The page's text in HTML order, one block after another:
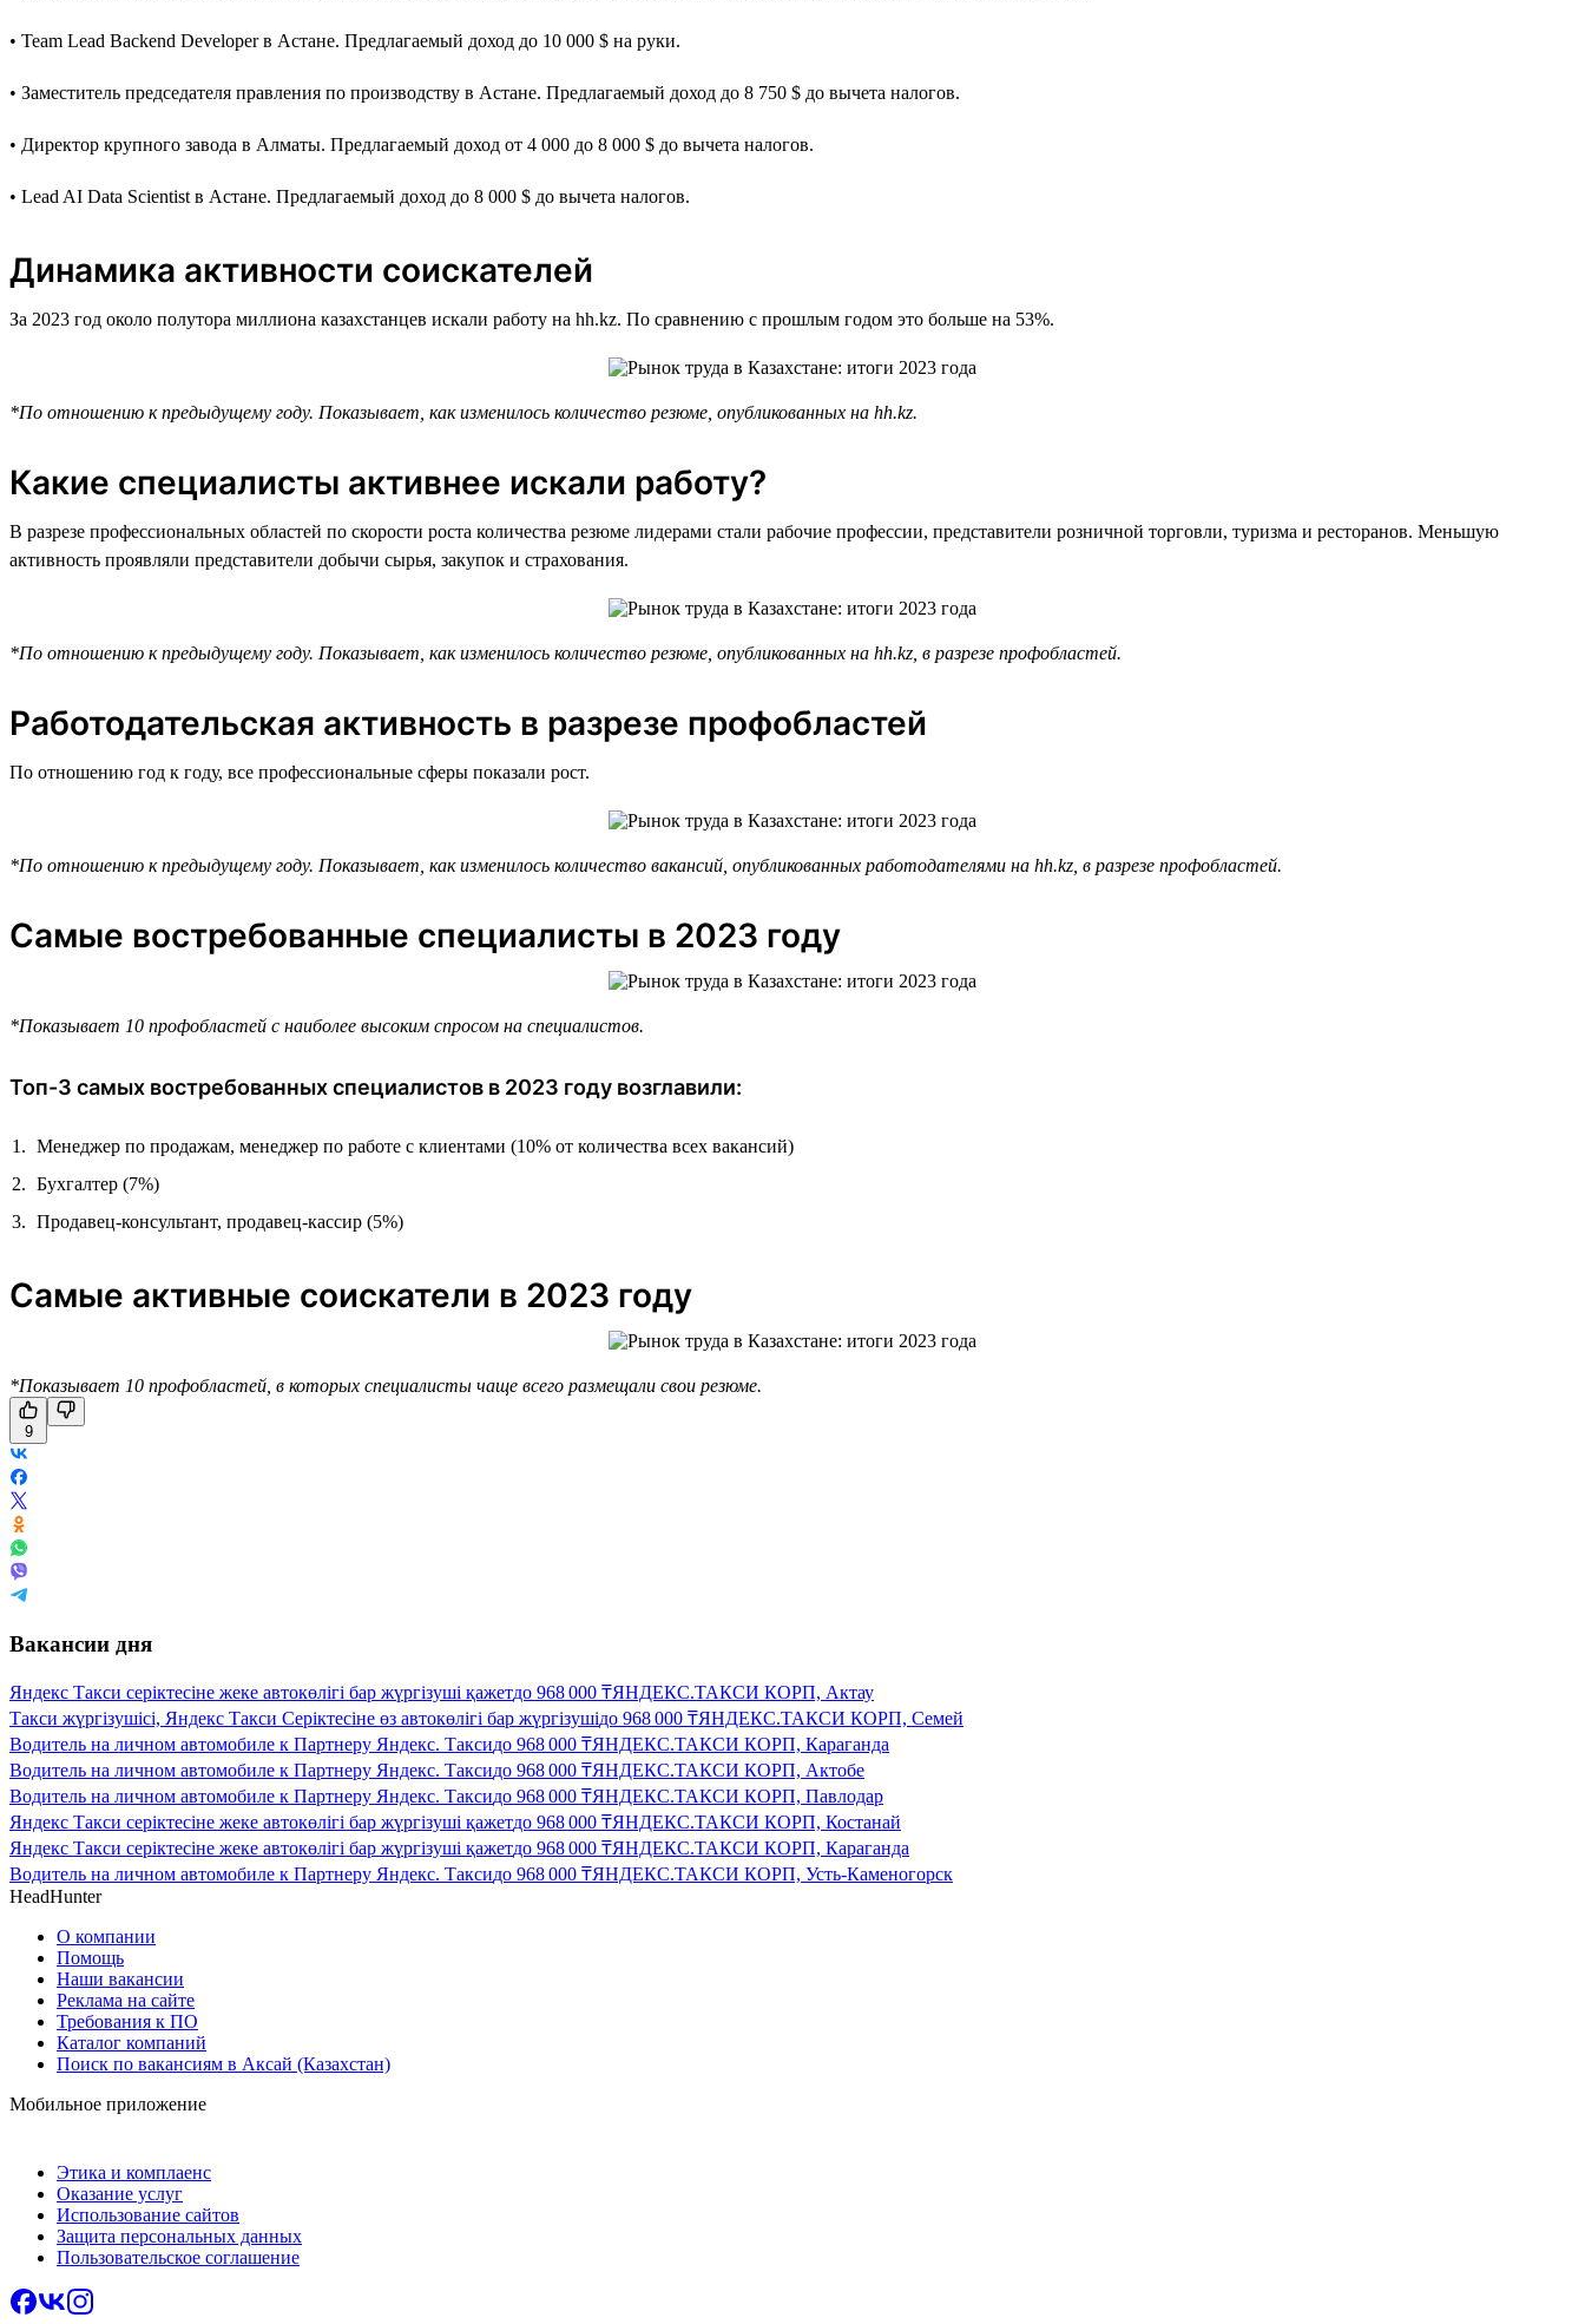
• Team Lead Backend Developer в Астане. Предлагаемый доход до 10 000 $ на руки.
• Заместитель председателя правления по производству в Астане. Предлагаемый доход до 8 750 $ до вычета налогов.
• Директор крупного завода в Алматы. Предлагаемый доход от 4 000 до 8 000 $ до вычета налогов.
• Lead AI Data Scientist в Астане. Предлагаемый доход до 8 000 $ до вычета налогов.
Динамика активности соискателей
За 2023 год около полутора миллиона казахстанцев искали работу на hh.kz. По сравнению с прошлым годом это больше на 53%.
*По отношению к предыдущему году. Показывает, как изменилось количество резюме, опубликованных на hh.kz.
Какие специалисты активнее искали работу?
В разрезе профессиональных областей по скорости роста количества резюме лидерами стали рабочие профессии, представители розничной торговли, туризма и ресторанов. Меньшую
активность проявляли представители добычи сырья, закупок и страхования.
*По отношению к предыдущему году. Показывает, как изменилось количество резюме, опубликованных на hh.kz, в разрезе профобластей.
Работодательская активность в разрезе профобластей
По отношению год к году, все профессиональные сферы показали рост.
*По отношению к предыдущему году. Показывает, как изменилось количество вакансий, опубликованных работодателями на hh.kz, в разрезе профобластей.
Самые востребованные специалисты в 2023 году
*Показывает 10 профобластей с наиболее высоким спросом на специалистов.
Топ-3 самых востребованных специалистов в 2023 году возглавили:
Менеджер по продажам, менеджер по работе с клиентами (10% от количества всех вакансий)
Бухгалтер (7%)
Продавец-консультант, продавец-кассир (5%)
Самые активные соискатели в 2023 году
*Показывает 10 профобластей, в которых специалисты чаще всего размещали свои резюме.
9
Вакансии дня
Яндекс Такси серіктесіне жеке автокөлігі бар жүргізуші қажетдо 968 000 ₸ЯНДЕКС.ТАКСИ КОРП, Актау
Такси жүргізушісі, Яндекс Такси Серіктесіне өз автокөлігі бар жүргізушідо 968 000 ₸ЯНДЕКС.ТАКСИ КОРП, Семей
Водитель на личном автомобиле к Партнеру Яндекс. Таксидо 968 000 ₸ЯНДЕКС.ТАКСИ КОРП, Караганда
Водитель на личном автомобиле к Партнеру Яндекс. Таксидо 968 000 ₸ЯНДЕКС.ТАКСИ КОРП, Актобе
Водитель на личном автомобиле к Партнеру Яндекс. Таксидо 968 000 ₸ЯНДЕКС.ТАКСИ КОРП, Павлодар
Яндекс Такси серіктесіне жеке автокөлігі бар жүргізуші қажетдо 968 000 ₸ЯНДЕКС.ТАКСИ КОРП, Костанай
Яндекс Такси серіктесіне жеке автокөлігі бар жүргізуші қажетдо 968 000 ₸ЯНДЕКС.ТАКСИ КОРП, Караганда
Водитель на личном автомобиле к Партнеру Яндекс. Таксидо 968 000 ₸ЯНДЕКС.ТАКСИ КОРП, Усть-Каменогорск
HeadHunter
О компании
Помощь
Наши вакансии
Реклама на сайте
Требования к ПО
Каталог компаний
Поиск по вакансиям в Аксай (Казахстан)
Мобильное приложение
Этика и комплаенс
Оказание услуг
Использование сайтов
Защита персональных данных
Пользовательское соглашение